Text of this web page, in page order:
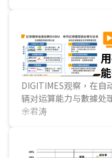
DIGITIMES观察，在自
辆对运算能力与數據处
为影响车用系统效能的
链正因AI应用崛起而
余君涛